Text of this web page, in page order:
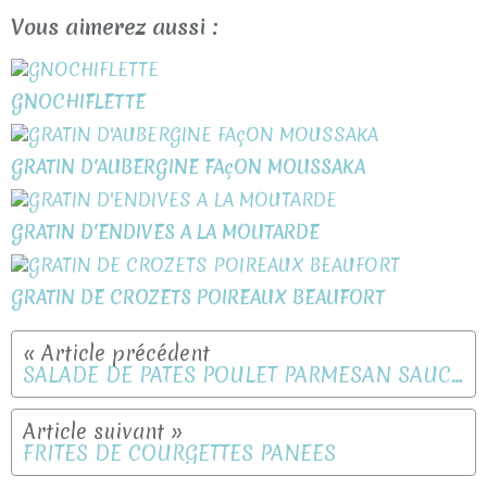
Vous aimerez aussi :
GNOCHIFLETTE
GRATIN D'AUBERGINE FAçON MOUSSAKA
GRATIN D'ENDIVES A LA MOUTARDE
GRATIN DE CROZETS POIREAUX BEAUFORT
SALADE DE PATES POULET PARMESAN SAUCE CREMEUSE
FRITES DE COURGETTES PANEES